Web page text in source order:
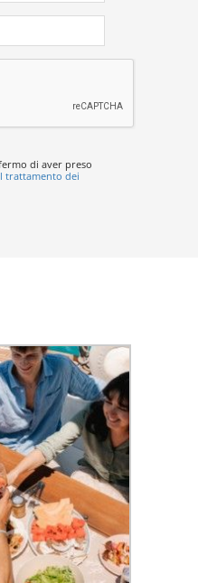
di aver preso
trattamento dei